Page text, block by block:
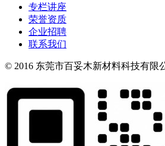
专栏讲座
荣誉资质
企业招聘
联系我们
© 2016 东莞市百妥木新材料科技有限